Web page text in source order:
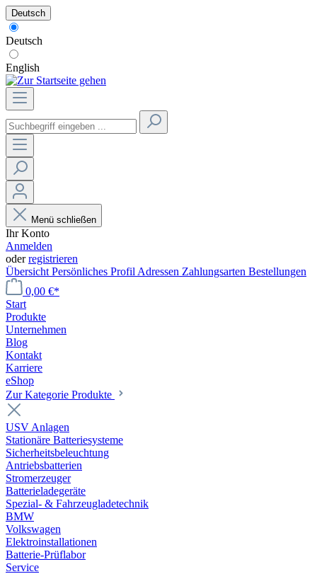
Deutsch
Deutsch
English
Menü schließen
Ihr Konto
Anmelden
oderregistrieren
Übersicht Persönliches Profil Adressen Zahlungsarten Bestellungen
0,00 €*
Start
Produkte
Unternehmen
Blog
Kontakt
Karriere
eShop
Zur Kategorie Produkte
USV Anlagen
Stationäre Batteriesysteme
Sicherheitsbeleuchtung
Antriebsbatterien
Stromerzeuger
Batterieladegeräte
Spezial- & Fahrzeugladetechnik
BMW
Volkswagen
Elektroinstallationen
Batterie-Prüflabor
Service